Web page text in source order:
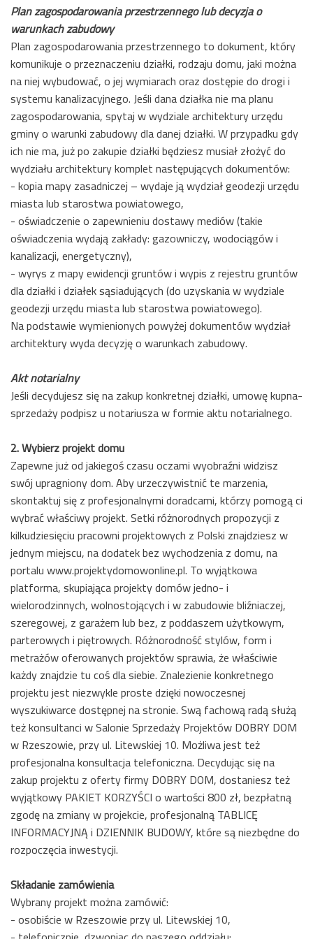
Plan zagospodarowania przestrzennego lub decyzja o
warunkach zabudowy
Plan zagospodarowania przestrzennego to dokument, który
komunikuje o przeznaczeniu działki, rodzaju domu, jaki można
na niej wybudować, o jej wymiarach oraz dostępie do drogi i
systemu kanalizacyjnego. Jeśli dana działka nie ma planu
zagospodarowania, spytaj w wydziale architektury urzędu
gminy o warunki zabudowy dla danej działki. W przypadku gdy
ich nie ma, już po zakupie działki będziesz musiał złożyć do
wydziału architektury komplet następujących dokumentów:
- kopia mapy zasadniczej – wydaje ją wydział geodezji urzędu
miasta lub starostwa powiatowego,
- oświadczenie o zapewnieniu dostawy mediów (takie
oświadczenia wydają zakłady: gazowniczy, wodociągów i
kanalizacji, energetyczny),
- wyrys z mapy ewidencji gruntów i wypis z rejestru gruntów
dla działki i działek sąsiadujących (do uzyskania w wydziale
geodezji urzędu miasta lub starostwa powiatowego).
Na podstawie wymienionych powyżej dokumentów wydział
architektury wyda decyzję o warunkach zabudowy.
Akt notarialny
Jeśli decydujesz się na zakup konkretnej działki, umowę kupna-
sprzedaży podpisz u notariusza w formie aktu notarialnego.
2. Wybierz projekt domu
Zapewne już od jakiegoś czasu oczami wyobraźni widzisz
swój upragniony dom. Aby urzeczywistnić te marzenia,
skontaktuj się z profesjonalnymi doradcami, którzy pomogą ci
wybrać właściwy projekt. Setki różnorodnych propozycji z
kilkudziesięciu pracowni projektowych z Polski znajdziesz w
jednym miejscu, na dodatek bez wychodzenia z domu, na
portalu www.projektydomowonline.pl. To wyjątkowa
platforma, skupiająca projekty domów jedno- i
wielorodzinnych, wolnostojących i w zabudowie bliźniaczej,
szeregowej, z garażem lub bez, z poddaszem użytkowym,
parterowych i piętrowych. Różnorodność stylów, form i
metrażów oferowanych projektów sprawia, że właściwie
każdy znajdzie tu coś dla siebie. Znalezienie konkretnego
projektu jest niezwykle proste dzięki nowoczesnej
wyszukiwarce dostępnej na stronie. Swą fachową radą służą
też konsultanci w Salonie Sprzedaży Projektów DOBRY DOM
w Rzeszowie, przy ul. Litewskiej 10. Możliwa jest też
profesjonalna konsultacja telefoniczna. Decydując się na
zakup projektu z oferty firmy DOBRY DOM, dostaniesz też
wyjątkowy PAKIET KORZYŚCI o wartości 800 zł, bezpłatną
zgodę na zmiany w projekcie, profesjonalną TABLICĘ
INFORMACYJNĄ i DZIENNIK BUDOWY, które są niezbędne do
rozpoczęcia inwestycji.
Składanie zamówienia
Wybrany projekt można zamówić:
- osobiście w Rzeszowie przy ul. Litewskiej 10,